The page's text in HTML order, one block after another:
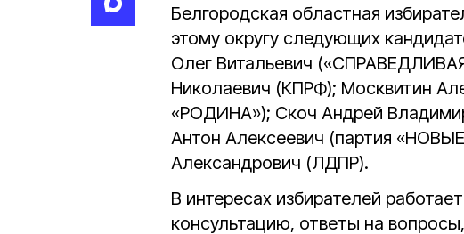
Белгородская областная
этому округу следующих
Олег Витальевич
Николаевич (КПРФ); Москвитин
«РОДИНА»); Скоч Андрей
Антон Алексеевич (партия
Александрович (ЛДПР).
В интересах избирателей
консультацию, ответы на